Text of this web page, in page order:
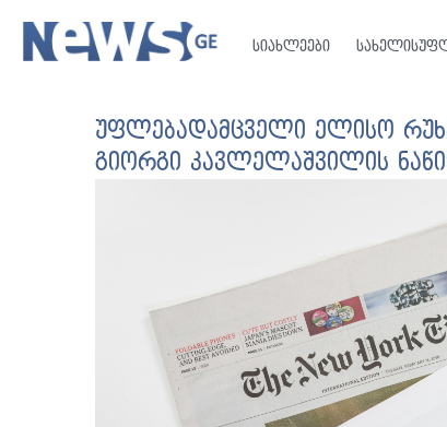
სიახლეები
უფლებადამცველი ელისო
გიორგი კავლელაშვილის